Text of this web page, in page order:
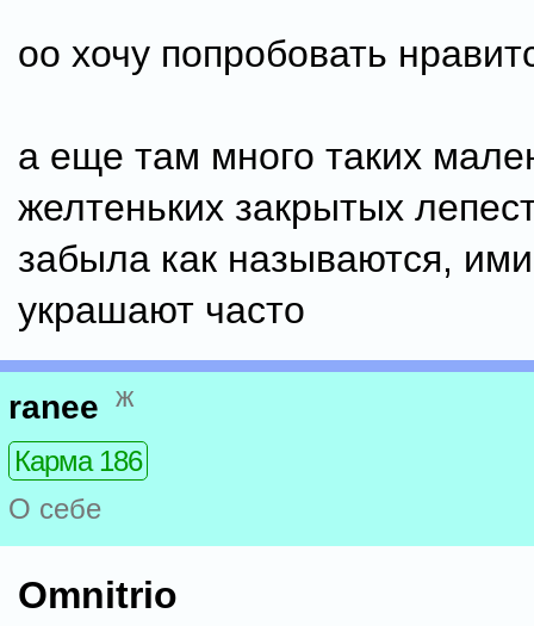
оо хочу попробовать
а еще там много таких
желтеньких закрытых
забыла как называются,
украшают часто
ranee ж
Карма 186
О себе
Omnitrio